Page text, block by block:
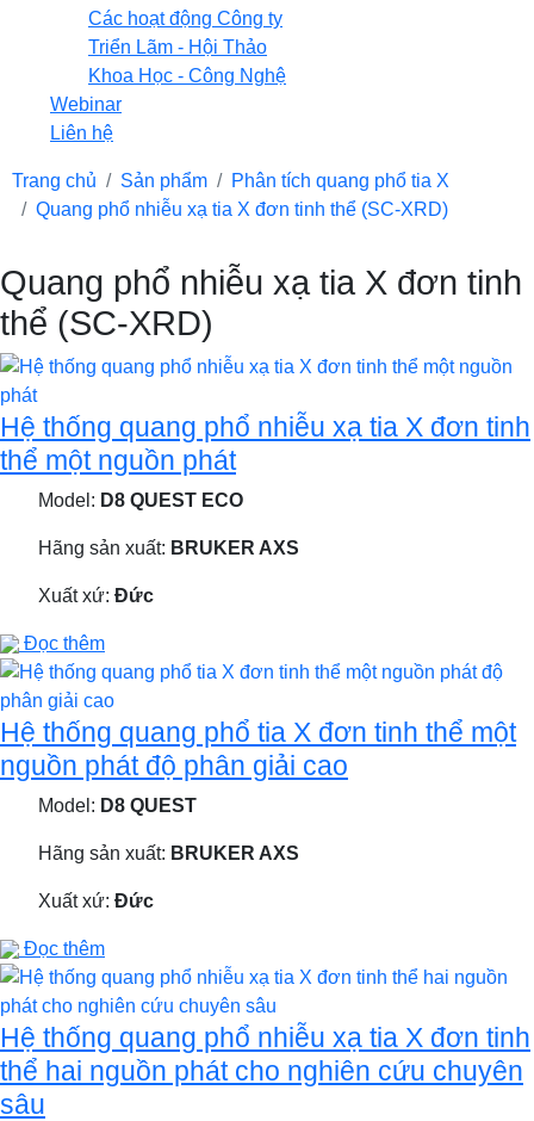
Các hoạt động Công ty
Triển Lãm - Hội Thảo
Khoa Học - Công Nghệ
Webinar
Liên hệ
Trang chủ Sản phẩm
Phân tích quang phổ tia X
Quang phổ nhiễu xạ tia X đơn tinh thể (SC-XRD)
Quang phổ nhiễu xạ tia X đơn tinh
thể (SC-XRD)
Hệ thống quang phổ nhiễu xạ tia X đơn tinh
thể một nguồn phát
Model: D8 QUEST ECO
Hãng sản xuất: BRUKER AXS
Xuất xứ: Đức
Đọc thêm
Hệ thống quang phổ tia X đơn tinh thể một
nguồn phát độ phân giải cao
Model: D8 QUEST
Hãng sản xuất: BRUKER AXS
Xuất xứ: Đức
Đọc thêm
Hệ thống quang phổ nhiễu xạ tia X đơn tinh
thể hai nguồn phát cho nghiên cứu chuyên
sâu